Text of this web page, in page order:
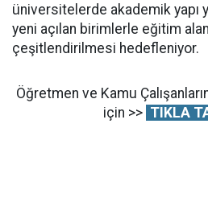
üniversitelerde akademik yapı
yeni açılan birimlerle eğitim
çeşitlendirilmesi hedefleniyor.
Öğretmen ve Kamu
için >> TIKLA